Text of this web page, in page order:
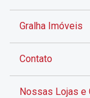
Gralha Imóveis
Contato
Nossas Lojas e